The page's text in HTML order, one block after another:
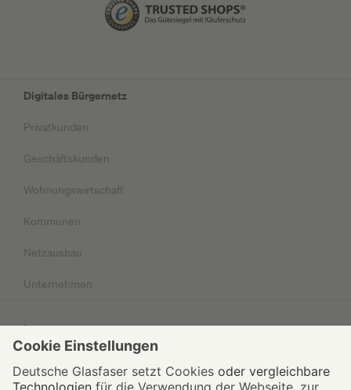
Digitales Bürgernetz
Privatkunden
Geschäftskunden
Wohnungswirtschaft
Kommunen
Netzausbau
Unternehmen
Impressum
Datenschutz
AGB